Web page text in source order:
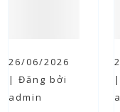
26/06/2026
| Đăng bởi
admin